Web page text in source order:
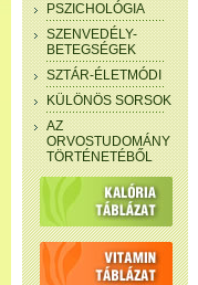
PSZICHOLÓGIA
SZENVEDÉLY-
BETEGSÉGEK
SZTÁR-ÉLETMÓDI
KÜLÖNÖS SORSOK
AZ
ORVOSTUDOMÁNY
TÖRTÉNETÉBŐL